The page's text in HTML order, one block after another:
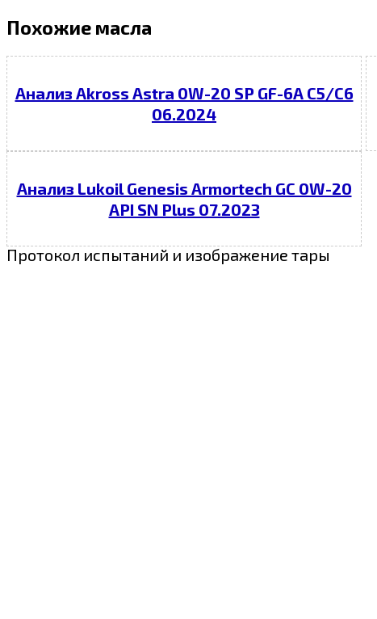
Похожие масла
Анализ Akross Astra 0W-20 SP GF-6A C5/C6
06.2024
Анализ Lukoil Genesis Armortech GC 0W-20
API SN Plus 07.2023
Протокол испытаний и изображение тары